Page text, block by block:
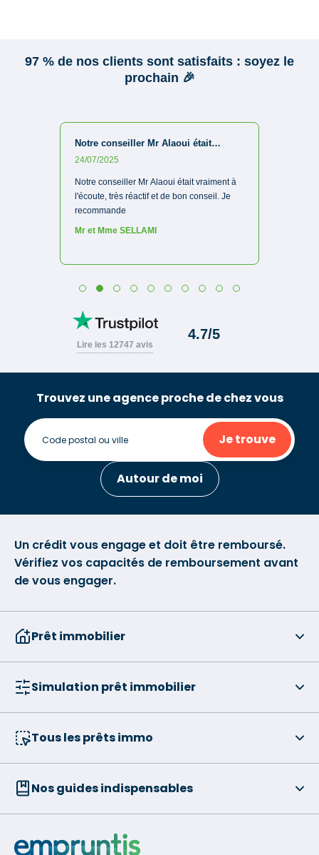
Trouvez une agence proche de chez vous
Je trouve
Autour de moi
Un crédit vous engage et doit être remboursé.
Vérifiez vos capacités de remboursement avant
de vous engager.
Prêt immobilier
Simulation prêt immobilier
Tous les prêts immo
Nos guides indispensables